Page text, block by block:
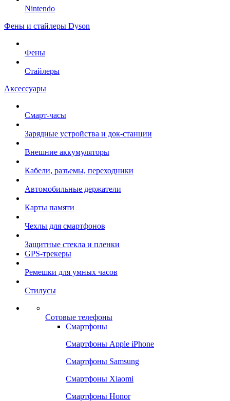
Nintendo
Фены и стайлеры Dyson
Фены
Стайлеры
Аксессуары
Смарт-часы
Зарядные устройства и док-станции
Внешние аккумуляторы
Кабели, разъемы, переходники
Автомобильные держатели
Карты памяти
Чехлы для смартфонов
Защитные стекла и пленки
GPS-трекеры
Ремешки для умных часов
Стилусы
Сотовые телефоны
Смартфоны
Смартфоны Apple iPhone
Смартфоны Samsung
Смартфоны Xiaomi
Смартфоны Honor